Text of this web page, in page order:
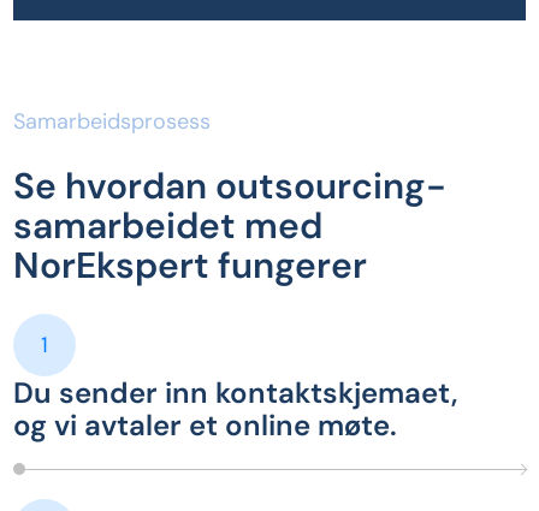
Samarbeidsprosess
Se hvordan outsourcing-
samarbeidet med
NorEkspert fungerer
1
Du sender inn kontaktskjemaet,
og vi avtaler et online møte.